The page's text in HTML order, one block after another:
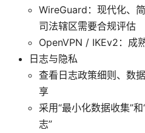
WireGuard：现代化、
司法辖区需要合规评估
OpenVPN / IKEv2：成
日志与隐私
查看日志政策细则、数
享
采用“最小化数据收集”
志”